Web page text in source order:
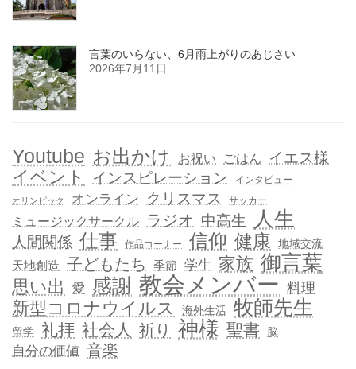
言葉のいらない、6月雨上がりのあじさい
2026年7月11日
Youtube お出かけ お祝い ごはん イエス様
イベント インスピレーション インタビュー
オリンピック オンライン クリスマス サッカー
ミュージックサークル ラジオ 中高生 人生
人間関係 仕事 作品コーナー 信仰 健康 地域交流
天地創造 子どもたち 季節 学生 家族 御言葉
思い出 愛 感謝 教会メンバー 料理
新型コロナウイルス 海外生活 牧師先生
留学 礼拝 社会人 祈り 神様 聖書 脳
自分の価値 音楽